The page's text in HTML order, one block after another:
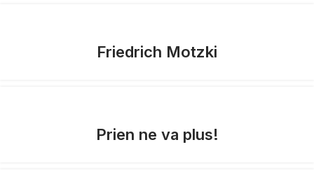
Friedrich Motzki
Prien ne va plus!